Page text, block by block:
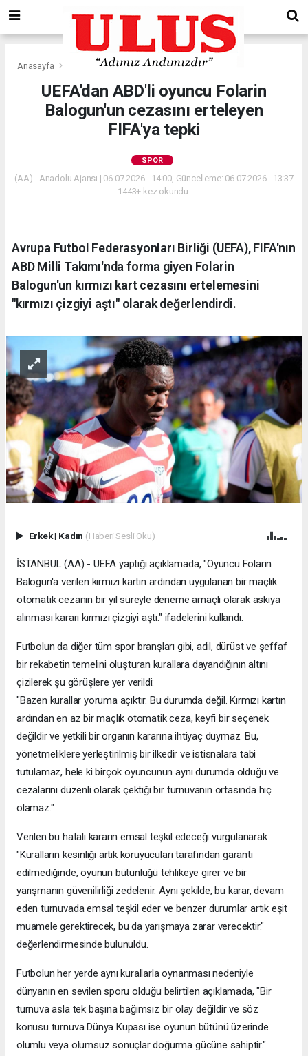
Anasayfa
UEFA'dan ABD'li oyuncu Folarin
Balogun'un cezasını erteleyen
FIFA'ya tepki
SPOR
(AA) - Anadolu Ajansı | 06.07.2026 - 14:00, Güncelleme: 06.07.2026 - 13:37
1443+ kez okundu.
Avrupa Futbol Federasyonları Birliği (UEFA), FIFA'nın
ABD Milli Takımı'nda forma giyen Folarin
Balogun'un kırmızı kart cezasını ertelemesini
"kırmızı çizgiyi aştı" olarak değerlendirdi.
Erkek| Kadın (Haberi Sesli Oku)
İSTANBUL (AA) - UEFA yaptığı açıklamada, "Oyuncu Folarin
Balogun'a verilen kırmızı kartın ardından uygulanan bir maçlık
otomatik cezanın bir yıl süreyle deneme amaçlı olarak askıya
alınması kararı kırmızı çizgiyi aştı." ifadelerini kullandı.
Futbolun da ​​diğer tüm spor branşları gibi, adil, dürüst ve şeffaf
bir rekabetin temelini oluşturan kurallara dayandığının altını
çizilerek şu görüşlere yer verildi:
"Bazen kurallar yoruma açıktır. Bu durumda değil. Kırmızı kartın
ardından en az bir maçlık otomatik ceza, keyfi bir seçenek
değildir ve yetkili bir organın kararına ihtiyaç duymaz. Bu,
yönetmeliklere yerleştirilmiş bir ilkedir ve istisnalara tabi
tutulamaz, hele ki birçok oyuncunun aynı durumda olduğu ve
cezalarını düzenli olarak çektiği bir turnuvanın ortasında hiç
olamaz."
Verilen bu hatalı kararın emsal teşkil edeceği vurgulanarak
"Kuralların kesinliği artık koruyucuları tarafından garanti
edilmediğinde, oyunun bütünlüğü tehlikeye girer ve bir
yarışmanın güvenilirliği zedelenir. Aynı şekilde, bu karar, devam
eden turnuvada emsal teşkil eder ve benzer durumlar artık eşit
muamele gerektirecek, bu da yarışmaya zarar verecektir."
değerlendirmesinde bulunuldu.
Futbolun her yerde aynı kurallarla oynanması nedeniyle
dünyanın en sevilen sporu olduğu belirtilen açıklamada, "Bir
turnuva asla tek başına bağımsız bir olay değildir ve söz
konusu turnuva Dünya Kupası ise oyunun bütünü üzerinde
olumlu veya olumsuz sonuçlar doğurma gücüne sahiptir."